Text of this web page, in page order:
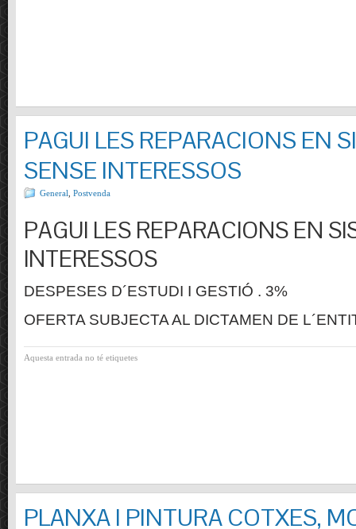
PAGUI LES REPARACIONS EN
SENSE INTERESSOS
General Postvenda
PAGUI LES REPARACIONS EN
INTERESSOS
DESPESES D´ESTUDI I GESTIÓ . 3%
OFERTA SUBJECTA AL DICTAMEN DE
Aquesta entrada no té etiquetes
PLANXA I PINTURA COTXES,